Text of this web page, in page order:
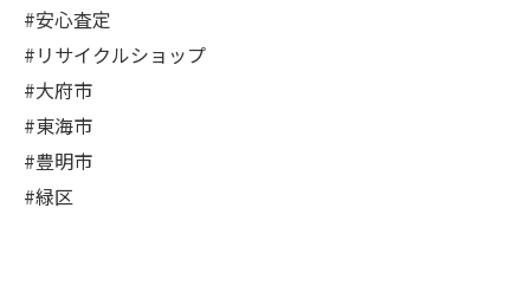
#安心査定
#リサイクルショップ
#大府市
#東海市
#豊明市
#緑区